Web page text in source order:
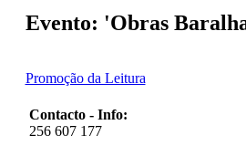
Evento: 'Obras
Promoção da Leitura
Contacto - Info:
256 607 177